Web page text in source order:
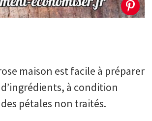
maison est facile à préparer
à condition
pétales non traités.